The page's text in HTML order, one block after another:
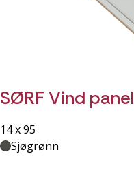
SØRF Vind panel
14 x 95
Sjøgrønn